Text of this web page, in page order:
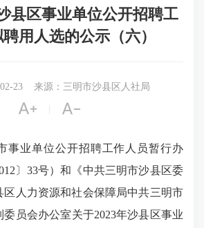
县区事业单位公开招聘工
用人选的公示（六）
23 来源：三明市沙县区人社局
 
业单位公开招聘工作人员暂行办
〕33号）和《中共三明市沙县区委
区人力资源和社会保障局中共三明市
员会办公室关于2023年沙县区事业